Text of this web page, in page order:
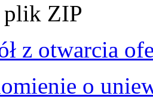
plik ZIP
z otwarcia
o